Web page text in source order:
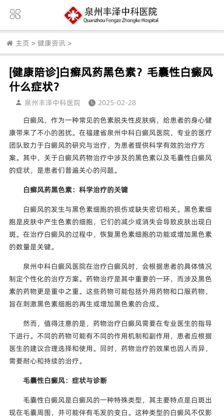
主页 > 健康资讯 >
[健康陪诊]白癣风药黑色素？毛囊性白癜风
什么症状？
泉州丰泽中科医院
2025-02-28
白癜风，作为一种常见的色素脱失性皮肤病，给患者的身心健
康带来了不小的困扰。在福建省泉州中科白癜风医院，专业的医疗
团队致力于白癜风的研究与治疗，为患者提供科学有效的治疗方
案。其中，关于白癜风药物治疗中涉及的黑色素以及毛囊性白癜风
的症状，是患者们普遍关心的问题。
白癣风药黑色素：科学治疗的关键
白癜风的发生与黑色素细胞的损伤或缺失密切相关。黑色素细
胞是皮肤中产生色素的细胞，它们的减少或消失会导致皮肤出现白
斑。在治疗白癜风的过程中，恢复黑色素细胞的功能或增加黑色素
的数量是关键。
泉州中科白癜风医院在治疗白癜风时，会根据患者的具体情况
制定个性化的治疗方案。药物治疗是其中重要的一环，而涉及黑色
素的药物更是重中之重。这些药物可能包括外用药物和口服药物，
旨在刺激黑色素细胞的再生或增加黑色素的合成。
然而，值得注意的是，药物治疗白癜风需要在专业医生的指导
下进行。不同的药物可能有不同的作用机制和副作用，患者应根据
医生的建议合理选择和使用。同时，药物治疗的效果也因人而异，
需要耐心和持续的治疗。
毛囊性白癜风：症状与诊断
毛囊性白癜风是白癜风的一种特殊类型，其主要特点是白斑出
现在毛囊周围，并可能伴有毛发的变白。这种类型的白癜风不仅影